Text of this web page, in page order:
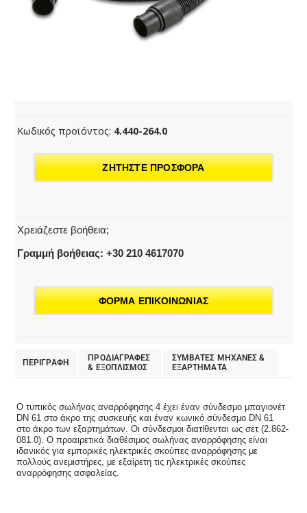
Κωδικός προϊόντος: 4.440-264.0
ΖΗΤΗΣΤΕ ΠΡΟΣΦΟΡΑ
Χρειάζεστε βοήθεια;
Γραμμή βοήθειας: +30 210 4617070
ΦΟΡΜΑ ΕΠΙΚΟΙΝΩΝΙΑΣ
ΠΕΡΙΓΡΑΦΗ
ΠΡΟΔΙΑΓΡΑΦΕΣ
& EΞΟΠΛΙΣΜΟΣ
ΣΥΜΒΑΤΕΣ ΜΗΧΑΝΕΣ &
ΕΞΑΡΤΗΜΑΤΑ
Ο τυπικός σωλήνας αναρρόφησης 4 έχει έναν σύνδεσμο μπαγιονέτ
DN 61 στο άκρο της συσκευής και έναν κωνικό σύνδεσμο DN 61
στο άκρο των εξαρτημάτων. Οι σύνδεσμοι διατίθενται ως σετ (2.862-
081.0). Ο προαιρετικά διαθέσιμος σωλήνας αναρρόφησης είναι
ιδανικός για εμπορικές ηλεκτρικές σκούπες αναρρόφησης με
πολλούς ανεμιστήρες, με εξαίρετη τις ηλεκτρικές σκούπες
αναρρόφησης ασφαλείας.